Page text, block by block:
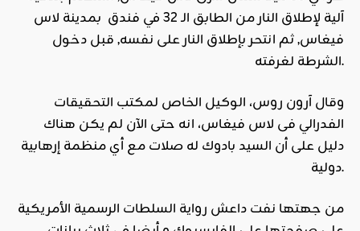
آلية لإطلاق النار من الطابق الـ 32 في فندق بمدينة لاس
فيغاس, ثم انتحر بإطلاق النار على نفسه, قبل دخول
الشرطة لغرفته.
وقال آرون روس، الوكيل الخاص لمكتب التحقيقات
الفدرالي فى لاس فيغاس، انه حتى الآن لم يكن هناك
دليل على أن السيد بادوك له صلات مع أي منظمة إرهابية
دولية.
من جهتها نفت داعش رواية السلطات الرسمية الأمريكية